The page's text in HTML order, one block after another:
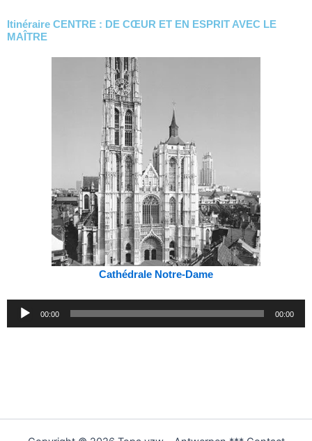
Itinéraire CENTRE : DE CŒUR ET EN ESPRIT AVEC LE
MAÎTRE
Cathédrale Notre-Dame
Lecteur
00:00 00:00